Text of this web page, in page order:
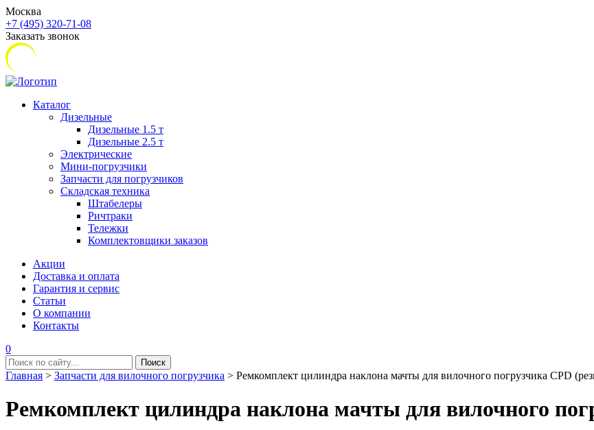
Москва
+7 (495) 320-71-08
Заказать звонок
Каталог
Дизельные
Дизельные 1.5 т
Дизельные 2.5 т
Электрические
Мини-погрузчики
Запчасти для погрузчиков
Складская техника
Штабелеры
Ричтраки
Тележки
Комплектовщики заказов
Акции
Доставка и оплата
Гарантия и сервис
Статьи
О компании
Контакты
0
Главная > Запчасти для вилочного погрузчика > Ремкомплект цилиндра наклона мачты для вилочного погрузчика CPD
Ремкомплект цилиндра наклона мачты для вилочного